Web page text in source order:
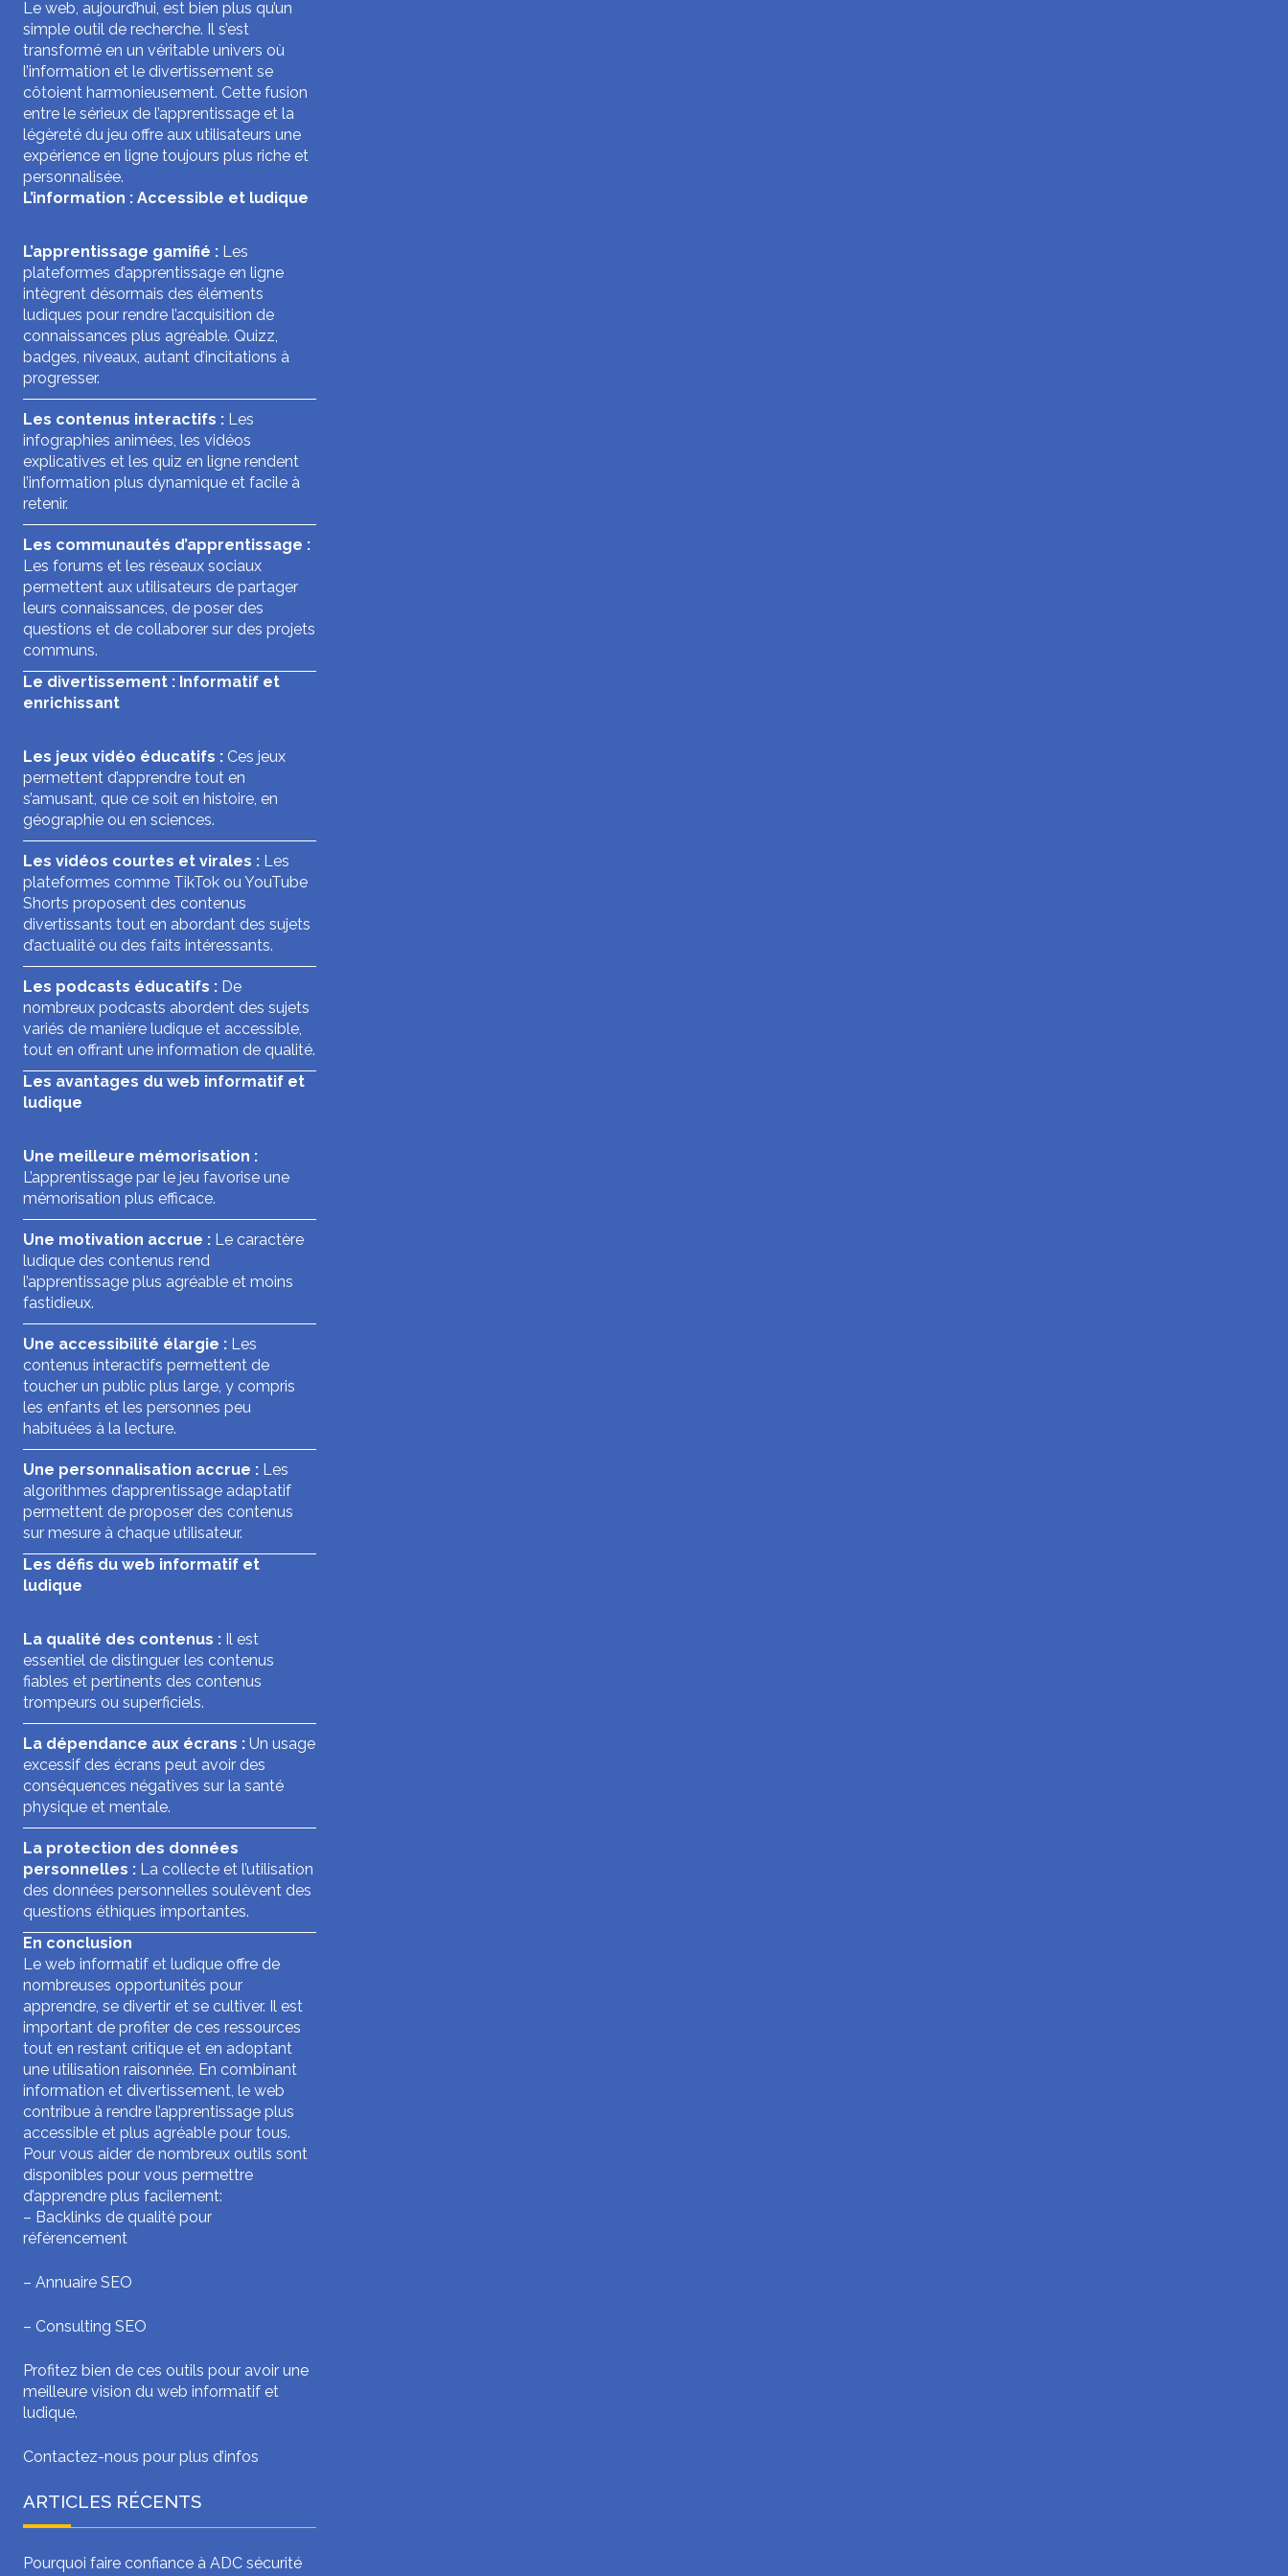
Le web, aujourd’hui, est bien plus qu’un
simple outil de recherche. Il s’est
transformé en un véritable univers où
l’information et le divertissement se
côtoient harmonieusement. Cette fusion
entre le sérieux de l’apprentissage et la
légèreté du jeu offre aux utilisateurs une
expérience en ligne toujours plus riche et
personnalisée.
L’information : Accessible et ludique
L’apprentissage gamifié : Les
plateformes d’apprentissage en ligne
intègrent désormais des éléments
ludiques pour rendre l’acquisition de
connaissances plus agréable. Quizz,
badges, niveaux, autant d’incitations à
progresser.
Les contenus interactifs : Les
infographies animées, les vidéos
explicatives et les quiz en ligne rendent
l’information plus dynamique et facile à
retenir.
Les communautés d’apprentissage :
Les forums et les réseaux sociaux
permettent aux utilisateurs de partager
leurs connaissances, de poser des
questions et de collaborer sur des projets
communs.
Le divertissement : Informatif et
enrichissant
Les jeux vidéo éducatifs : Ces jeux
permettent d’apprendre tout en
s’amusant, que ce soit en histoire, en
géographie ou en sciences.
Les vidéos courtes et virales : Les
plateformes comme TikTok ou YouTube
Shorts proposent des contenus
divertissants tout en abordant des sujets
d’actualité ou des faits intéressants.
Les podcasts éducatifs : De
nombreux podcasts abordent des sujets
variés de manière ludique et accessible,
tout en offrant une information de qualité.
Les avantages du web informatif et
ludique
Une meilleure mémorisation :
L’apprentissage par le jeu favorise une
mémorisation plus efficace.
Une motivation accrue : Le caractère
ludique des contenus rend
l’apprentissage plus agréable et moins
fastidieux.
Une accessibilité élargie : Les
contenus interactifs permettent de
toucher un public plus large, y compris
les enfants et les personnes peu
habituées à la lecture.
Une personnalisation accrue : Les
algorithmes d’apprentissage adaptatif
permettent de proposer des contenus
sur mesure à chaque utilisateur.
Les défis du web informatif et
ludique
La qualité des contenus : Il est
essentiel de distinguer les contenus
fiables et pertinents des contenus
trompeurs ou superficiels.
La dépendance aux écrans : Un usage
excessif des écrans peut avoir des
conséquences négatives sur la santé
physique et mentale.
La protection des données
personnelles : La collecte et l’utilisation
des données personnelles soulèvent des
questions éthiques importantes.
En conclusion
Le web informatif et ludique offre de
nombreuses opportunités pour
apprendre, se divertir et se cultiver. Il est
important de profiter de ces ressources
tout en restant critique et en adoptant
une utilisation raisonnée. En combinant
information et divertissement, le web
contribue à rendre l’apprentissage plus
accessible et plus agréable pour tous.
Pour vous aider de nombreux outils sont
disponibles pour vous permettre
d’apprendre plus facilement:
– Backlinks de qualité pour
référencement
– Annuaire SEO
– Consulting SEO
Profitez bien de ces outils pour avoir une
meilleure vision du web informatif et
ludique.
Contactez-nous pour plus d’infos
ARTICLES RÉCENTS
Pourquoi faire confiance à ADC sécurité